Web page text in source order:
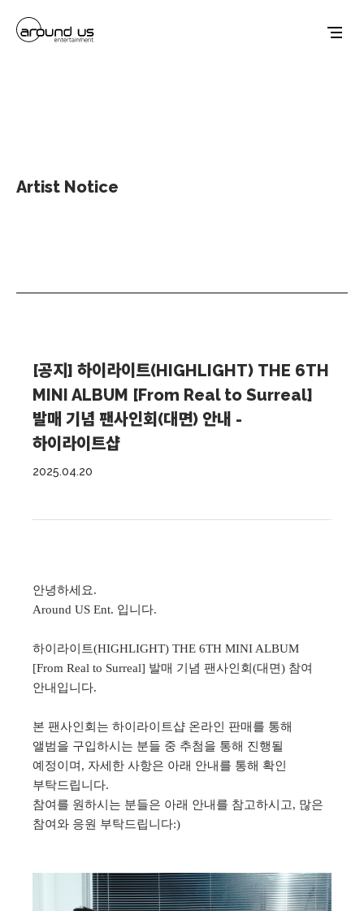
Artist Notice
[공지] 하이라이트(HIGHLIGHT) THE 6TH
MINI ALBUM [From Real to Surreal]
발매 기념 팬사인회(대면) 안내 -
하이라이트샵
2025.04.20
안녕하세요.
Around US Ent. 입니다.
하이라이트(HIGHLIGHT) THE 6TH MINI ALBUM
[From Real to Surreal] 발매 기념 팬사인회(대면) 참여
안내입니다.
본 팬사인회는 하이라이트샵 온라인 판매를 통해
앨범을 구입하시는 분들 중 추첨을 통해 진행될
예정이며, 자세한 사항은 아래 안내를 통해 확인
부탁드립니다.
참여를 원하시는 분들은 아래 안내를 참고하시고, 많은
참여와 응원 부탁드립니다:)